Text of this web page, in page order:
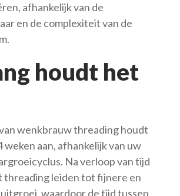
afhankelijk van de
en de complexiteit van de
houdt het
wenkbrauw threading houdt
weken aan, afhankelijk van uw
Na verloop van tijd
threading leiden tot fijnere en
waardoor de tijd tussen